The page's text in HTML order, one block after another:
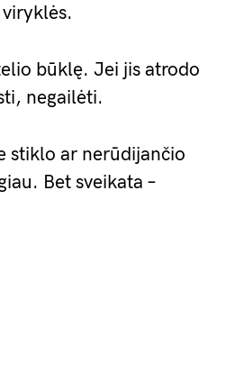
būklę. Jei jis atrodo
negailėti.
stiklo ar nerūdijančio
Bet sveikata –